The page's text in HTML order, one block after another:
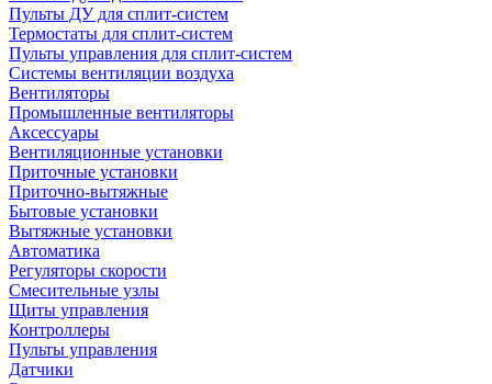
Пульты ДУ для сплит-систем
Термостаты для сплит-систем
Пульты управления для сплит-систем
Системы вентиляции воздуха
Вентиляторы
Промышленные вентиляторы
Аксессуары
Вентиляционные установки
Приточные установки
Приточно-вытяжные
Бытовые установки
Вытяжные установки
Автоматика
Регуляторы скорости
Смесительные узлы
Щиты управления
Контроллеры
Пульты управления
Датчики